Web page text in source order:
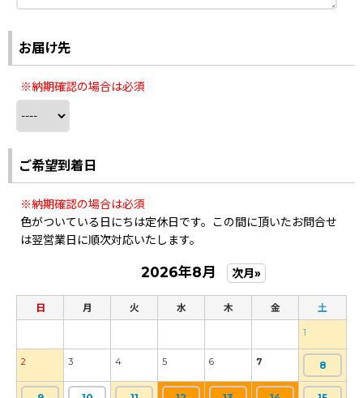
お届け先
※納期確認の場合は必須
ご希望到着日
※納期確認の場合は必須
色がついている日にちは定休日です。この間に頂いたお問合せ
は翌営業日に順次対応いたします。
2026年8月 次月»
日 月 火 水 木 金 土
1
2 3 4 5 6 7 8